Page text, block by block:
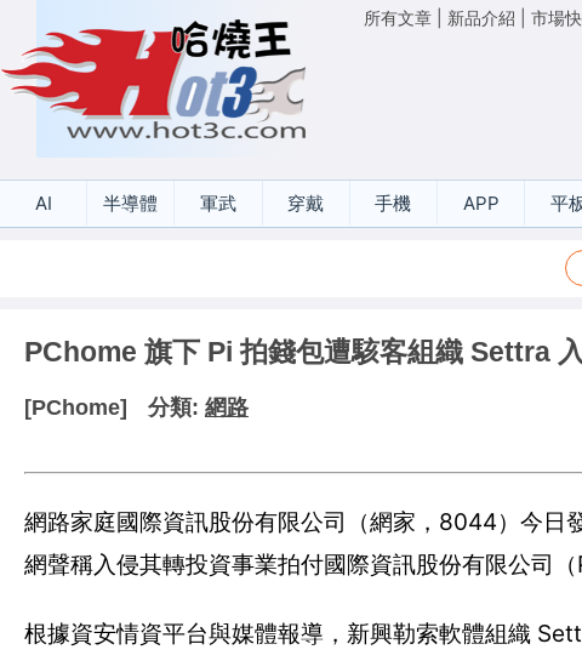
所有文章 新品介紹 市場
AI 半導體 軍武 穿戴 手機 APP 平
PChome 旗下 Pi 拍錢包遭駭客組織 Settra
[PChome] 分類: 網路
網路家庭國際資訊股份有限公司（網家，8044）今
網聲稱入侵其轉投資事業拍付國際資訊股份有限公司
根據資安情資平台與媒體報導，新興勒索軟體組織